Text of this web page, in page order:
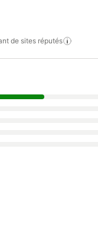
de sites réputés